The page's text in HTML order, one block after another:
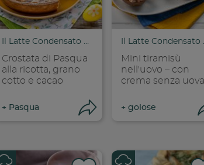
link
Copia
condivisione
Il Latte Condensato Nestlé
Crostata di Pasqua
alla ricotta, grano
cotto e cacao
+ Pasqua Apri
Il
Mini tiramisù
nell'uovo – con
crema senza uova
+ golose